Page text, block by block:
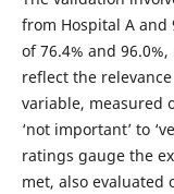
from Hospital A and
of 76.4% and
reflect the
variable, measured
‘not important’ to
ratings gauge the
met, also evaluated